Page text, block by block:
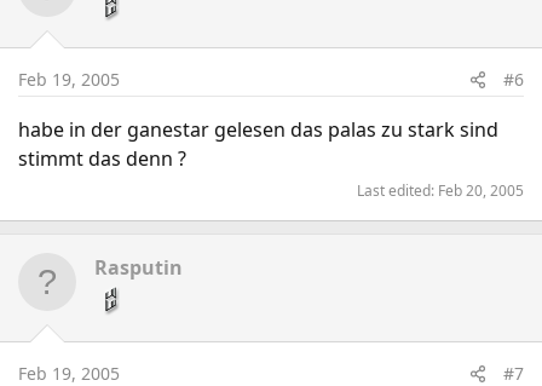
Feb 19, 2005 #6
habe in der ganestar gelesen das palas zu stark sind
stimmt das denn ?
Last edited: Feb 20, 2005
Rasputin
Feb 19, 2005 #7